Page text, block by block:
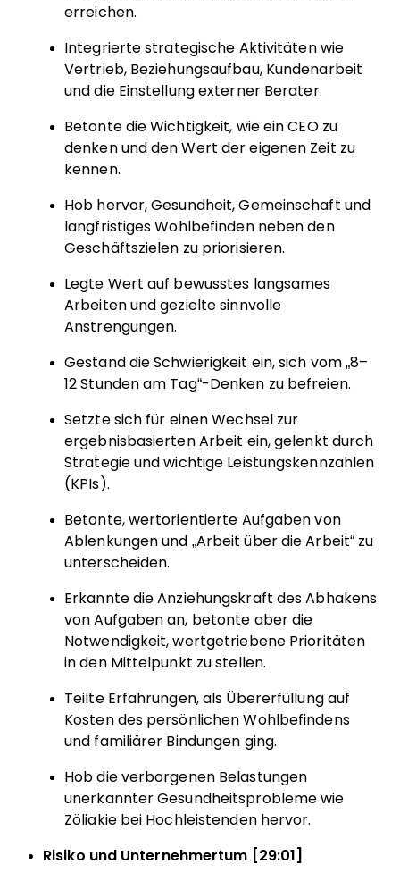
erreichen.
Integrierte strategische Aktivitäten wie
Vertrieb, Beziehungsaufbau, Kundenarbeit
und die Einstellung externer Berater.
Betonte die Wichtigkeit, wie ein CEO zu
denken und den Wert der eigenen Zeit zu
kennen.
Hob hervor, Gesundheit, Gemeinschaft und
langfristiges Wohlbefinden neben den
Geschäftszielen zu priorisieren.
Legte Wert auf bewusstes langsames
Arbeiten und gezielte sinnvolle
Anstrengungen.
Gestand die Schwierigkeit ein, sich vom „8–
12 Stunden am Tag“-Denken zu befreien.
Setzte sich für einen Wechsel zur
ergebnisbasierten Arbeit ein, gelenkt durch
Strategie und wichtige Leistungskennzahlen
(KPIs).
Betonte, wertorientierte Aufgaben von
Ablenkungen und „Arbeit über die Arbeit“ zu
unterscheiden.
Erkannte die Anziehungskraft des Abhakens
von Aufgaben an, betonte aber die
Notwendigkeit, wertgetriebene Prioritäten
in den Mittelpunkt zu stellen.
Teilte Erfahrungen, als Übererfüllung auf
Kosten des persönlichen Wohlbefindens
und familiärer Bindungen ging.
Hob die verborgenen Belastungen
unerkannter Gesundheitsprobleme wie
Zöliakie bei Hochleistenden hervor.
Risiko und Unternehmertum [29:01]